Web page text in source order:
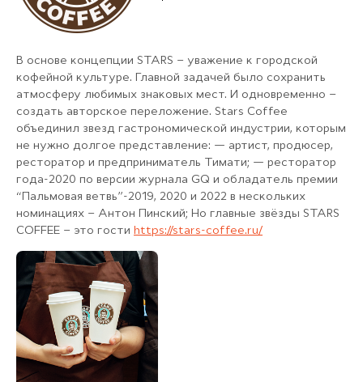
В основе концепции STARS – уважение к городской
кофейной культуре. Главной задачей было сохранить
атмосферу любимых знаковых мест. И одновременно –
создать авторское переложение. Stars Coffee
объединил звезд гастрономической индустрии, которым
не нужно долгое представление: — артист, продюсер,
ресторатор и предприниматель Тимати; — ресторатор
года-2020 по версии журнала GQ и обладатель премии
“Пальмовая ветвь”-2019, 2020 и 2022 в нескольких
номинациях – Антон Пинский; Но главные звёзды STARS
COFFEE – это гости https://stars-coffee.ru/